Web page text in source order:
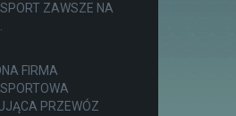
ZAWSZE NA
FIRMA
PRZEWÓZ